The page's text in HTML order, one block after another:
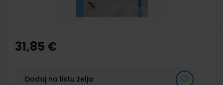
the
beginning
gallery
31,85 €
Dodaj na listu želja